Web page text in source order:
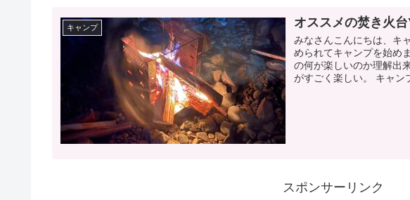
キャンプ オススメの焚き火
みなさんこんにちは、キ
められてキャンプを始め
の何が楽しいのか理解出
がすごく楽しい。 キャン
スポンサーリンク